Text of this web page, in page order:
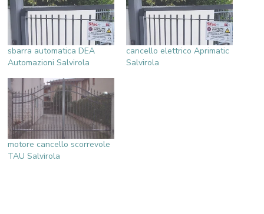
sbarra automatica DEA
Automazioni Salvirola
cancello elettrico Aprimatic
Salvirola
motore cancello scorrevole
TAU Salvirola